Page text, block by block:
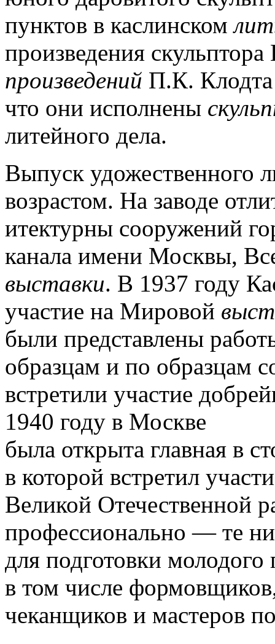
пунктов в каслинском
произведения
произведений П.К. Клодта
что они исполнены
литейного дела.
Выпуск удожественного
возрастом. На заводе
итектурны сооружений
канала имени Москвы,
выставки. В 1937 году
участие на Мировой
были представлены
образцам и по образцам
встретили участие
1940 году в Москве
была открыта главная в
в которой встретил
Великой Отечественной
профессионально — те
для подготовки
в том числе
чеканщиков и мастеров